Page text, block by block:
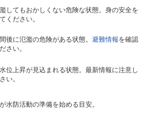
してもおかしくない危険な状態。身の安全を
ください。
後に氾濫の危険がある状態。 避難情報を確認
さい。
位上昇が見込まれる状態。最新情報に注意し
い。
水防活動の準備を始める目安。